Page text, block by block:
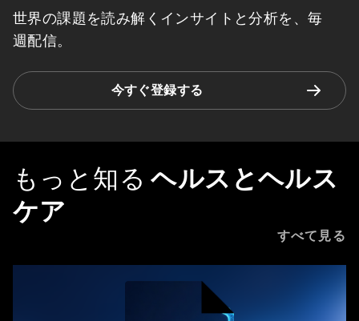
世界の課題を読み解くインサイトと分析を、毎
週配信。
今すぐ登録する
もっと知る ヘルスとヘルス
ケア
すべて見る